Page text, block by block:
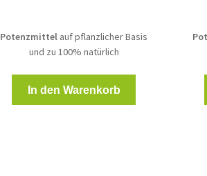
Potenzmittel auf pflanzlicher Basis
und zu 100% natürlich
In den Warenkorb